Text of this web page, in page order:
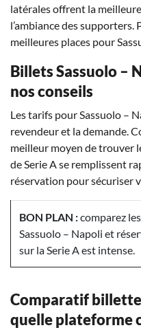
latérales offrent la
l’ambiance des supporters.
meilleures places pour
Billets Sassuolo –
nos conseils
Les tarifs pour Sassuolo –
revendeur et la demande.
meilleur moyen de trouver
de Serie A se remplissent
réservation pour sécuriser
BON PLAN :comparez
Sassuolo – Napoli et
sur la Serie A est intense.
Comparatif
quelle plateforme